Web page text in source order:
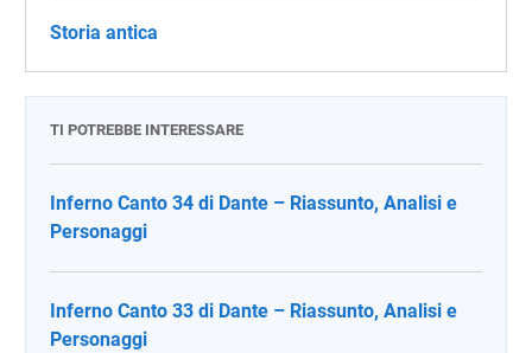
Storia antica
TI POTREBBE INTERESSARE
Inferno Canto 34 di Dante – Riassunto, Analisi e
Personaggi
Inferno Canto 33 di Dante – Riassunto, Analisi e
Personaggi